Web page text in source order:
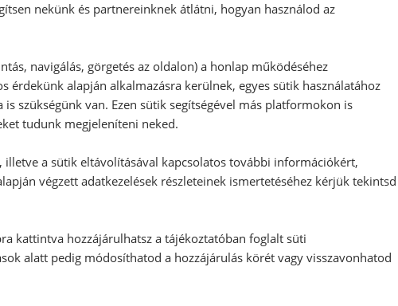
Hozzászólások
Ehhez a recepthez még nem érkezett hozzászólás.
Hozzászólás írása
nekünk és partnereinknek átlátni, hogyan használod az
navigálás, görgetés az oldalon) a honlap működéséhez
érdekünk alapján alkalmazásra kerülnek, egyes sütik használatához
szükségünk van. Ezen sütik segítségével más platformokon is
tudunk megjeleníteni neked.
illetve a sütik eltávolításával kapcsolatos további információkért,
végzett adatkezelések részleteinek ismertetéséhez kérjük tekintsd
kattintva hozzájárulhatsz a tájékoztatóban foglalt süti
alatt pedig módosíthatod a hozzájárulás körét vagy visszavonhatod